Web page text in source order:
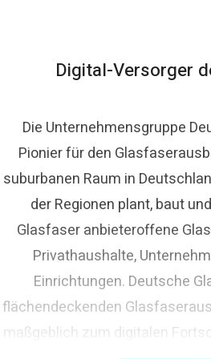
Digital-Versorger
Die Unternehmensgruppe
Pionier für den
suburbanen Raum in
der Regionen plant, baut
Glasfaser anbieteroffene
Privathaushalte,
Einrichtungen. Deutsche
flächendeckenden
maßgeblich zum digitalen